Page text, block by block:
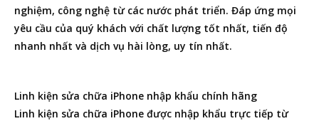
nghiệm, công nghệ từ các nước phát triển. Đáp ứng mọi
yêu cầu của quý khách với chất lượng tốt nhất, tiến độ
nhanh nhất và dịch vụ hài lòng, uy tín nhất.
Linh kiện sửa chữa iPhone nhập khẩu chính hãng
Linh kiện sửa chữa iPhone được nhập khẩu trực tiếp từ